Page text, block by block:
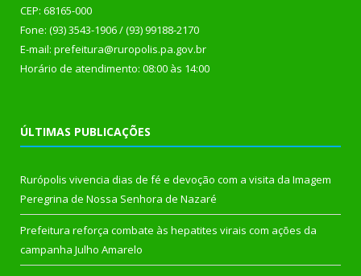
CEP: 68165-000
Fone: (93) 3543-1906 / (93) 99188-2170
E-mail: prefeitura@ruropolis.pa.gov.br
Horário de atendimento: 08:00 às 14:00
ÚLTIMAS PUBLICAÇÕES
Rurópolis vivencia dias de fé e devoção com a visita da Imagem
Peregrina de Nossa Senhora de Nazaré
Prefeitura reforça combate às hepatites virais com ações da
campanha Julho Amarelo